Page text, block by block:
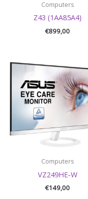
Computers
Z43 (1AA85A4)
€899,00
Computers
VZ249HE-W
€149,00